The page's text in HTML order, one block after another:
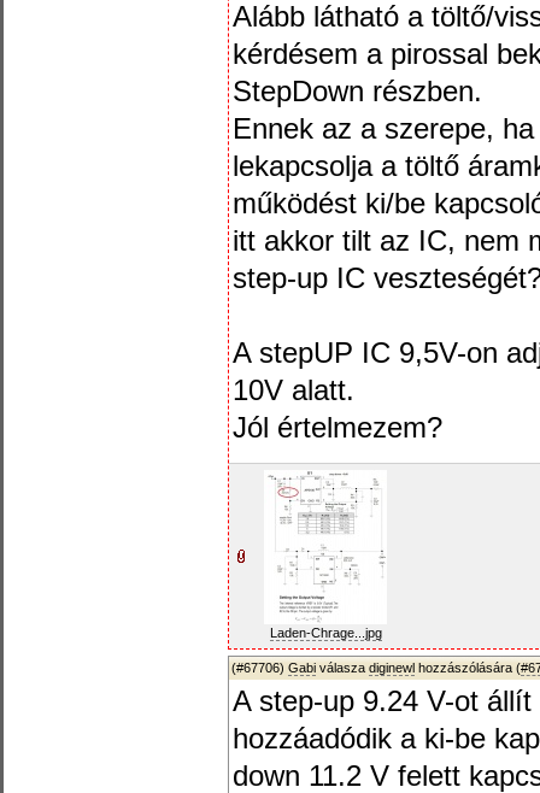
Alább látható a töltő/
kérdésem a pirossal
StepDown részben.
Ennek az a szerepe,
lekapcsolja a töltő
működést ki/be
itt akkor tilt az IC, nem
step-up IC
A stepUP IC 9,5V-on
10V alatt.
Jól értelmezem?
Laden-Chrage...jpg
(#67706) Gabi válasza diginewl hozzászólására (
A step-up 9.24 V-ot
hozzáadódik a ki-be
down 11.2 V felett